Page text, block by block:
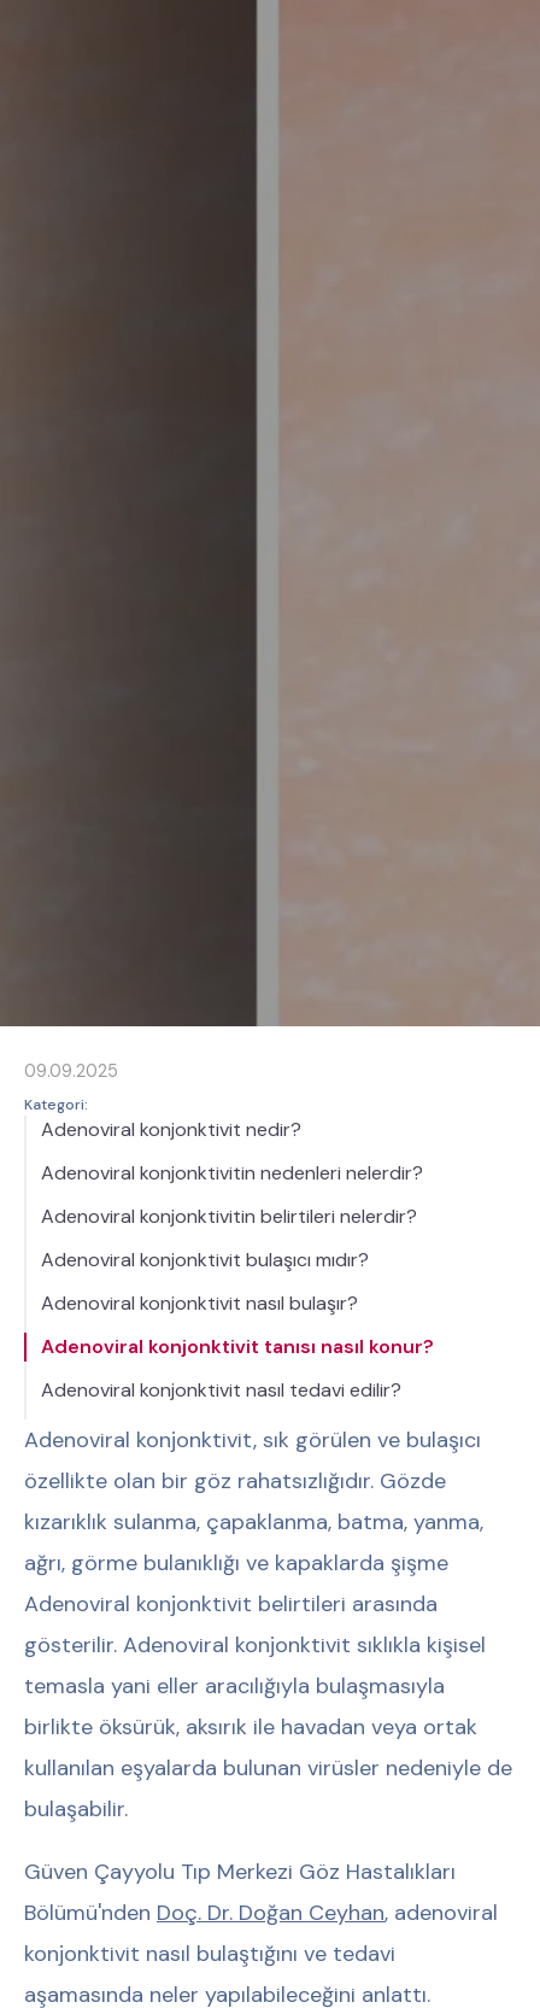
09.09.2025
Kategori:
Adenoviral konjonktivit nedir?
Adenoviral konjonktivitin nedenleri nelerdir?
Adenoviral konjonktivitin belirtileri nelerdir?
Adenoviral konjonktivit bulaşıcı mıdır?
Adenoviral konjonktivit nasıl bulaşır?
Adenoviral konjonktivit tanısı nasıl konur?
Adenoviral konjonktivit nasıl tedavi edilir?
Adenoviral konjonktivit, sık görülen ve bulaşıcı
özellikte olan bir göz rahatsızlığıdır. Gözde
kızarıklık sulanma, çapaklanma, batma, yanma,
ağrı, görme bulanıklığı ve kapaklarda şişme
Adenoviral konjonktivit belirtileri arasında
gösterilir. Adenoviral konjonktivit sıklıkla kişisel
temasla yani eller aracılığıyla bulaşmasıyla
birlikte öksürük, aksırık ile havadan veya ortak
kullanılan eşyalarda bulunan virüsler nedeniyle de
bulaşabilir.
Güven Çayyolu Tıp Merkezi Göz Hastalıkları
Bölümü'nden Doç. Dr. Doğan Ceyhan, adenoviral
konjonktivit nasıl bulaştığını ve tedavi
aşamasında neler yapılabileceğini anlattı.